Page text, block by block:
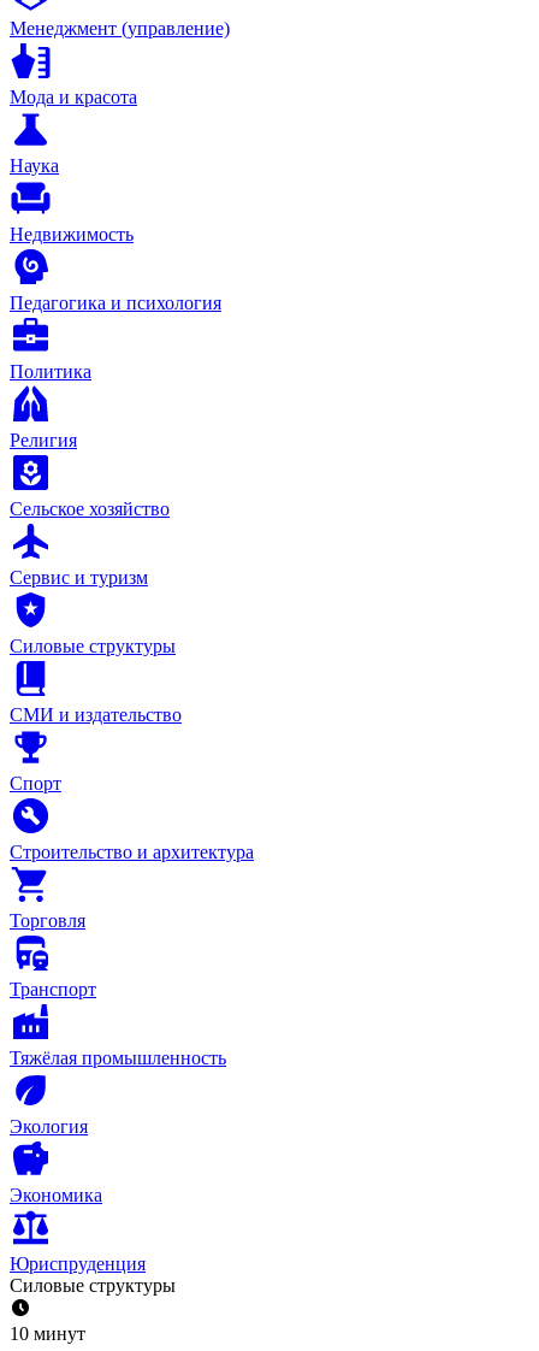
Менеджмент (управление)
Мода и красота
Наука
Недвижимость
Педагогика и психология
Политика
Религия
Сельское хозяйство
Сервис и туризм
Силовые структуры
СМИ и издательство
Спорт
Строительство и архитектура
Торговля
Транспорт
Тяжёлая промышленность
Экология
Экономика
Юриспруденция
Силовые структуры
10 минут